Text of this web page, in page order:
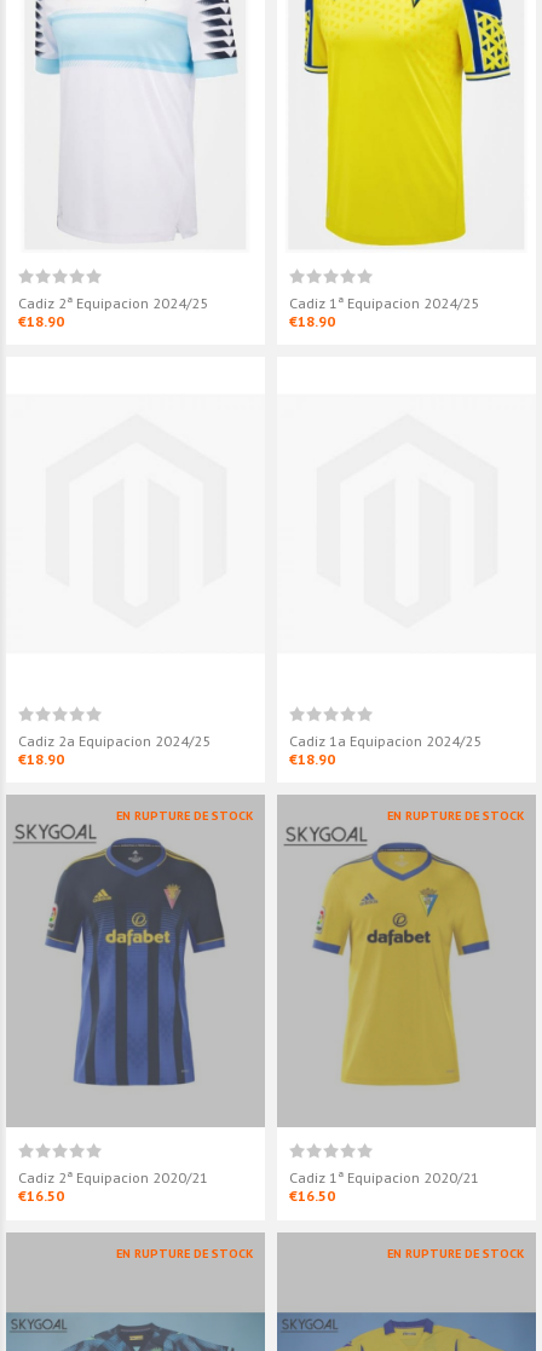
Cadiz 2ª Equipacion 2024/25
€18.90
Cadiz 1ª Equipacion 2024/25
€18.90
Cadiz 2a Equipacion 2024/25
€18.90
Cadiz 1a Equipacion 2024/25
€18.90
EN RUPTURE DE STOCK
Cadiz 2ª Equipacion 2020/21
€16.50
EN RUPTURE DE STOCK
Cadiz 1ª Equipacion 2020/21
€16.50
EN RUPTURE DE STOCK EN RUPTURE DE STOCK